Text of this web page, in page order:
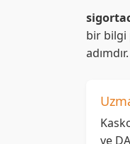
bir bilgi
adımdır.
ve